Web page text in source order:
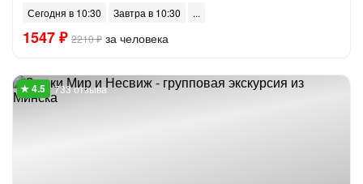
Сегодня в 10:30 Завтра в 10:30
1547 ₽ 2210 ₽ за человека
733 отзыва